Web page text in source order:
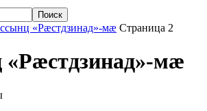
«Рæстдзинад»-мæ Страница 2
мæ